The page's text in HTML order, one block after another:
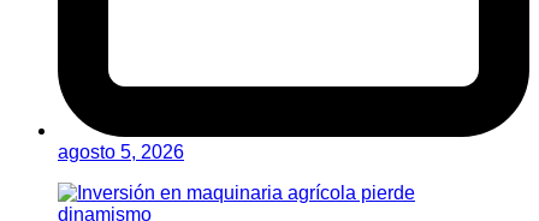
agosto 5, 2026